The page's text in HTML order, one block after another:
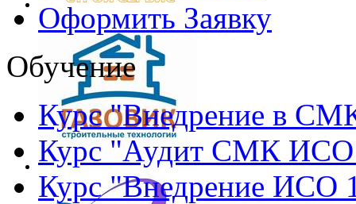
Оформить Заявку
Обучение
Курс "Внедрение в
Курс "Аудит СМК ИСО
Курс "Внедрение ИСО